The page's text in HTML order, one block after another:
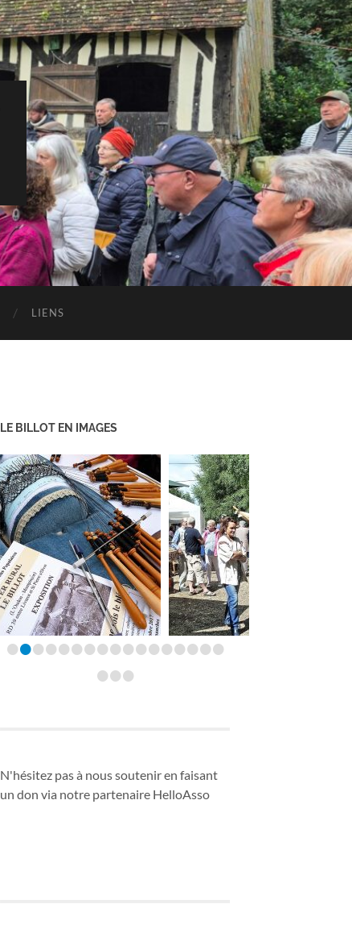
LIENS
LE BILLOT EN IMAGES
•••••••••••••••••
•••
N'hésitez pas à nous soutenir en faisant
un don via notre partenaire HelloAsso